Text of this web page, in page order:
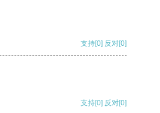
支持[0] 反对[0]
支持[0] 反对[0]